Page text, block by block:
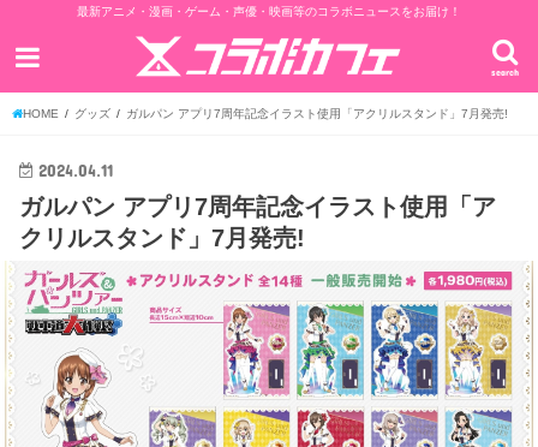
最新アニメ・漫画・ゲーム・声優・映画等のコラボニュースをお届け！
search
HOME グッズ ガルパン アプリ7周年記念イラスト使用「アクリルスタンド」7月発売!
2024.04.11
ガルパン アプリ7周年記念イラスト使用「ア
クリルスタンド」7月発売!